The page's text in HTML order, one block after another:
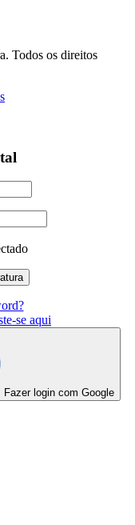
Todos os direitos
se aqui
Fazer login com Google